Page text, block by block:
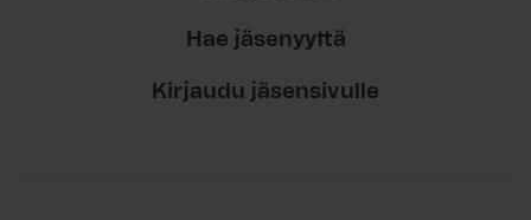
Hae jäsenyyttä
Kirjaudu jäsensivulle